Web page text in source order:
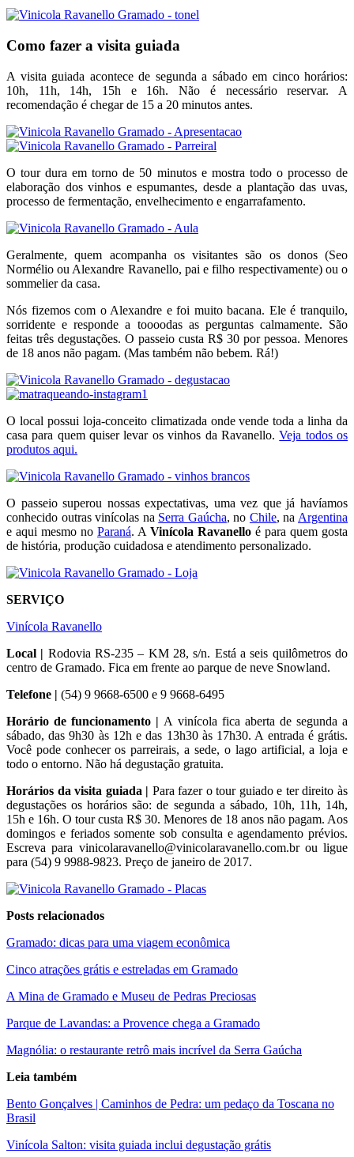
Como fazer a visita guiada
A visita guiada acontece de segunda a sábado em cinco horários:
10h, 11h, 14h, 15h e 16h. Não é necessário reservar. A
recomendação é chegar de 15 a 20 minutos antes.
O tour dura em torno de 50 minutos e mostra todo o processo de
elaboração dos vinhos e espumantes, desde a plantação das uvas,
processo de fermentação, envelhecimento e engarrafamento.
Geralmente, quem acompanha os visitantes são os donos (Seo
Normélio ou Alexandre Ravanello, pai e filho respectivamente) ou o
sommelier da casa.
Nós fizemos com o Alexandre e foi muito bacana. Ele é tranquilo,
sorridente e responde a toooodas as perguntas calmamente. São
feitas três degustações. O passeio custa R$ 30 por pessoa. Menores
de 18 anos não pagam. (Mas também não bebem. Rá!)
O local possui loja-conceito climatizada onde vende toda a linha da
casa para quem quiser levar os vinhos da Ravanello.Veja todos os
produtos aqui.
O passeio superou nossas expectativas, uma vez que já havíamos
conhecido outras vinícolas na Serra Gaúcha, no Chile, na Argentina
e aqui mesmo no Paraná. A Vinícola Ravanello é para quem gosta
de história, produção cuidadosa e atendimento personalizado.
SERVIÇO
Vinícola Ravanello
Local | Rodovia RS-235 – KM 28, s/n. Está a seis quilômetros do
centro de Gramado. Fica em frente ao parque de neve Snowland.
Telefone | (54) 9 9668-6500 e 9 9668-6495
Horário de funcionamento | A vinícola fica aberta de segunda a
sábado, das 9h30 às 12h e das 13h30 às 17h30. A entrada é grátis.
Você pode conhecer os parreirais, a sede, o lago artificial, a loja e
todo o entorno. Não há degustação gratuita.
Horários da visita guiada | Para fazer o tour guiado e ter direito às
degustações os horários são: de segunda a sábado, 10h, 11h, 14h,
15h e 16h. O tour custa R$ 30. Menores de 18 anos não pagam. Aos
domingos e feriados somente sob consulta e agendamento prévios.
Escreva para vinicolaravanello@vinicolaravanello.com.br ou ligue
para (54) 9 9988-9823. Preço de janeiro de 2017.
Posts relacionados
Gramado: dicas para uma viagem econômica
Cinco atrações grátis e estreladas em Gramado
A Mina de Gramado e Museu de Pedras Preciosas
Parque de Lavandas: a Provence chega a Gramado
Magnólia: o restaurante retrô mais incrível da Serra Gaúcha
Leia também
Bento Gonçalves | Caminhos de Pedra: um pedaço da Toscana no
Brasil
Vinícola Salton: visita guiada inclui degustação grátis